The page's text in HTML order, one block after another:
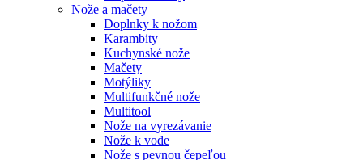
Nože a mačety
Doplnky k nožom
Karambity
Kuchynské nože
Mačety
Motýliky
Multifunkčné nože
Multitool
Nože na vyrezávanie
Nože k vode
Nože s pevnou čepeľou